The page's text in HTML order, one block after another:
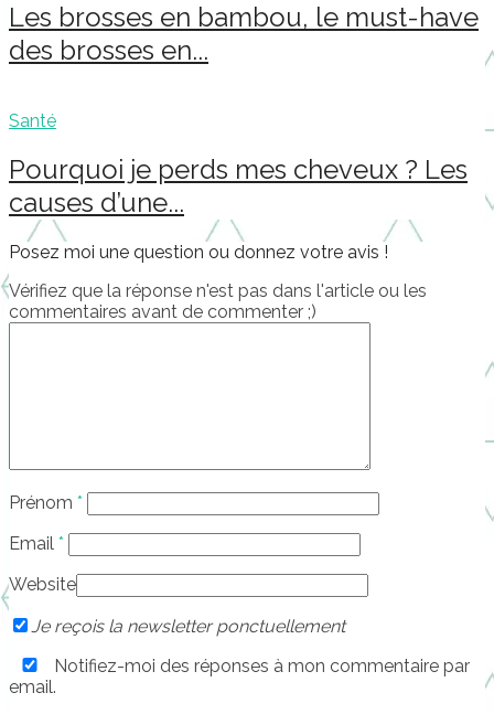
Les brosses en bambou, le must-have
des brosses en...
Santé
Pourquoi je perds mes cheveux ? Les
causes d’une...
Posez moi une question ou donnez votre avis !
Vérifiez que la réponse n'est pas dans l'article ou les
commentaires avant de commenter ;)
Prénom *
Email *
Website
Je reçois la newsletter ponctuellement
Notifiez-moi des réponses à mon commentaire par
email.